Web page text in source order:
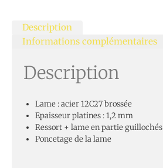
Description
Informations complémentaires
Description
Lame : acier 12C27 brossée
Epaisseur platines : 1,2 mm
Ressort + lame en partie guillochés
Poncetage de la lame